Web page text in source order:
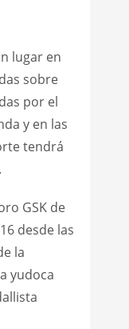
lugar en
sobre
por el
y en las
tendrá
GSK de
desde las
la
yudoca